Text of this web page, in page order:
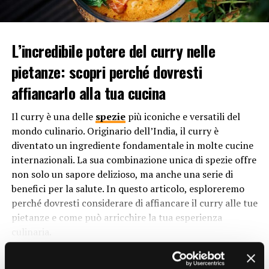
Origine del Nome “Crema Pasticcera”
delizia culinaria ha origini intriganti e affonda le sue
radici nella storia e nella tradizione. L’aggettivo
“pasticcera” deriva dal termine “pasticcere”, che indica
una persona che lavora nel settore della pasticceria. In
origine, la crema pasticcera era associata
principalmente alle preparazioni dolci delle pasticcerie,
da qui l’attributo “pasticcera” nel suo nome.
Tuttavia, il termine “crema” richiama direttamente la
sua consistenza morbida e vellutata. Questa crema è
ottenuta dalla miscelazione di ingredienti come latte,
tuorli d’uovo,zuccheroe farina o amido di mais, che
vengono cotti fino a ottenere una consistenza densa e
della combinazione tra la sua consistenza cremosa e la
sua stretta associazione con il mondo della pasticceria.
L’incredibile potere del curry nelle
pietanze: scopri perché dovresti
affiancarlo alla tua cucina
Il curry è una delle speziepiù iconiche e versatili del
mondo culinario. Originario dell’India, il curry è
diventato un ingrediente fondamentale in molte cucine
internazionali. La sua combinazione unica di spezie offre
non solo un sapore delizioso, ma anche una serie di
benefici per la salute. In questo articolo, esploreremo
perché dovresti considerare di affiancare il curry alle tue
pietanze e come può arricchire la tua esperienza
Il curry è una miscela di spezie